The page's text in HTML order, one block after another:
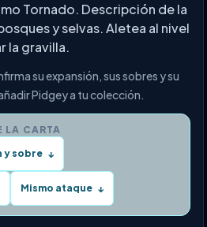
Tornado. Descripción de la
y selvas. Aletea al nivel
la gravilla.
su expansión, sus sobres y su
Pidgey a tu colección.
LA CARTA
y sobre ↓
Mismo ataque ↓